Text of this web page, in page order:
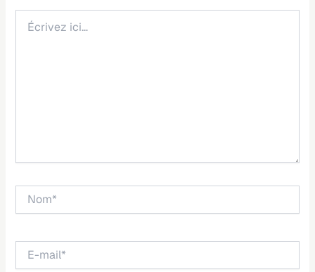
ici…
Nom*
mail*